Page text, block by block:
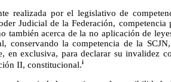
realizada por el legislativo de
Judicial de la Federación, competencia
también acerca de la no aplicación de
conservando la competencia de la
en exclusiva, para declarar su invalidez
II, constitucional.i